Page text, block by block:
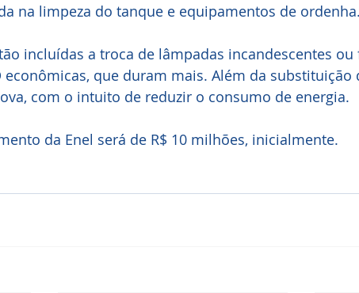
na limpeza do tanque e equipamentos de ordenha.
incluídas a troca de lâmpadas incandescentes ou
econômicas, que duram mais. Além da substituição
com o intuito de reduzir o consumo de energia.
da Enel será de R$ 10 milhões, inicialmente.